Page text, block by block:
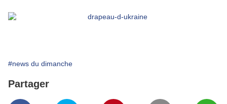
#news du dimanche
Partager